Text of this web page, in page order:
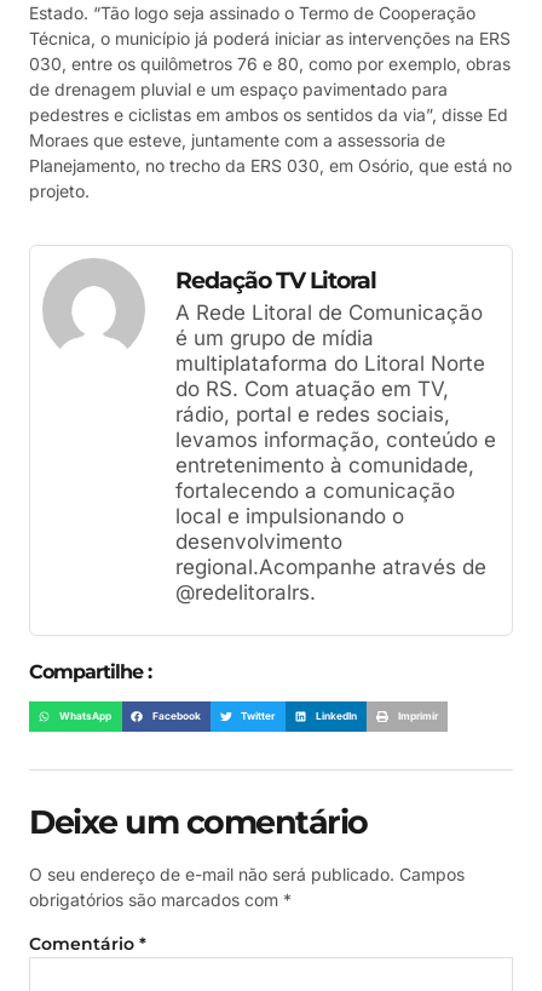
Estado. “Tão logo seja assinado o Termo de Cooperação
Técnica, o município já poderá iniciar as intervenções na ERS
030, entre os quilômetros 76 e 80, como por exemplo, obras
de drenagem pluvial e um espaço pavimentado para
pedestres e ciclistas em ambos os sentidos da via”, disse Ed
Moraes que esteve, juntamente com a assessoria de
Planejamento, no trecho da ERS 030, em Osório, que está no
projeto.
Redação TV Litoral
A Rede Litoral de Comunicação
é um grupo de mídia
multiplataforma do Litoral Norte
do RS. Com atuação em TV,
rádio, portal e redes sociais,
levamos informação, conteúdo e
entretenimento à comunidade,
fortalecendo a comunicação
local e impulsionando o
desenvolvimento
regional.Acompanhe através de
@redelitoralrs.
Compartilhe :
WhatsApp Facebook Twitter LinkedIn Imprimir
Deixe um comentário
O seu endereço de e-mail não será publicado. Campos
obrigatórios são marcados com *
Comentário *